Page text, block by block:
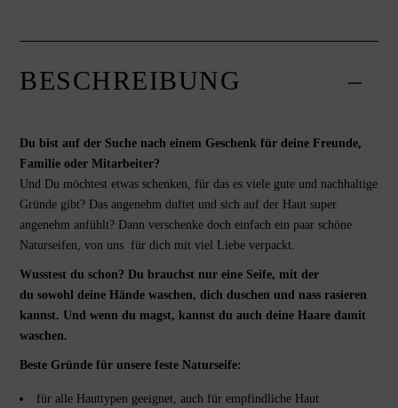
BESCHREIBUNG
Du bist auf der Suche nach einem Geschenk für deine Freunde,
Familie oder Mitarbeiter?
Und Du möchtest etwas schenken, für das es viele gute und nachhaltige
Gründe gibt? Das angenehm duftet und sich auf der Haut super
angenehm anfühlt? Dann verschenke doch einfach ein paar schöne
Naturseifen, von uns für dich mit viel Liebe verpackt.
Wusstest du schon?Du brauchst nur eine Seife, mit der
du sowohl deine Hände waschen, dich duschen und nass rasieren
kannst. Und wenn du magst, kannst du auch deine Haare damit
waschen.
Beste Gründe für unsere feste Naturseife:
für alle Hauttypen geeignet, auch für empfindliche Haut